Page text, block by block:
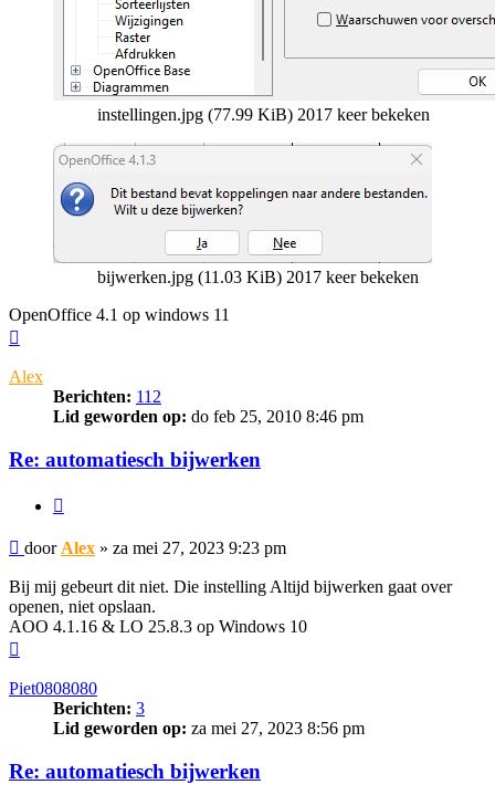
instellingen.jpg (77.99 KiB) 2017 keer bekeken
bijwerken.jpg (11.03 KiB) 2017 keer bekeken
OpenOffice 4.1 op windows 11
Alex
Berichten: 112
Lid geworden op: do feb 25, 2010 8:46 pm
Re: automatiesch bijwerken
Bericht
door Alex » za mei 27, 2023 9:23 pm
Bij mij gebeurt dit niet. Die instelling Altijd bijwerken gaat over
openen, niet opslaan.
AOO 4.1.16 & LO 25.8.3 op Windows 10
Piet0808080
Berichten: 3
Lid geworden op: za mei 27, 2023 8:56 pm
Re: automatiesch bijwerken